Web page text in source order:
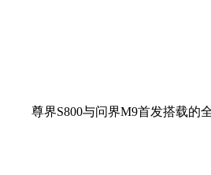
尊界S800与问界M9首发搭载的